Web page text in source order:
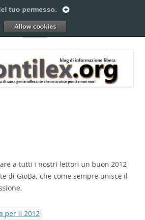
Menu
a tutti i nostri lettori un buon 2012
di GioBa, che come sempre unisce il
tuo permesso.